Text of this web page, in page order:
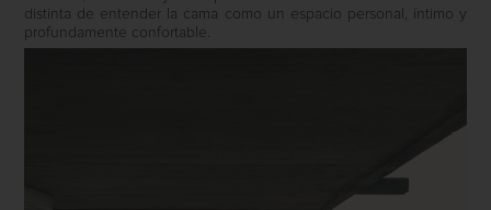
distinta de entender la cama como un espacio personal, íntimo y
profundamente confortable.